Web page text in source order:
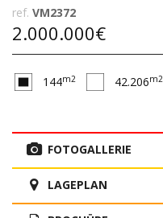
ref. VM2372
2.000.000€
144m2 42.206m2
FOTOGALLERIE
LAGEPLAN